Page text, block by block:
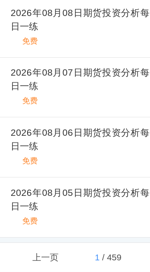
2026年08月08日期货投资分析每
日一练
免费
2026年08月07日期货投资分析每
日一练
免费
2026年08月06日期货投资分析每
日一练
免费
2026年08月05日期货投资分析每
日一练
免费
上一页 1/ 459